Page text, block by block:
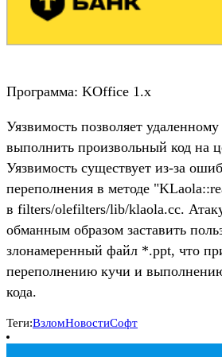
Программа: KOffice 1.x
Уязвимость позволяет
выполнить произвольный код на
Уязвимость существует из-за
переполнения в методе
в filters/olefilters/lib/klaola.cc.
обманным образом заставить
злонамеренный файл *.ppt, что
переполнению кучи и
кода.
Теги:ВзломНовостиСофт